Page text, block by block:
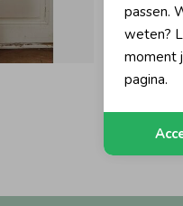
Gymp
passen.
weten?
moment
pagina.